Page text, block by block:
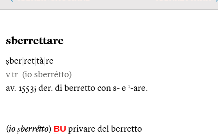
sberrettare
ṣber ret tà re
v.tr. (io sberrétto)
av. 1553; der. di berretto con s- e 1-are.
(io ṣberrétto) BU privare del berretto